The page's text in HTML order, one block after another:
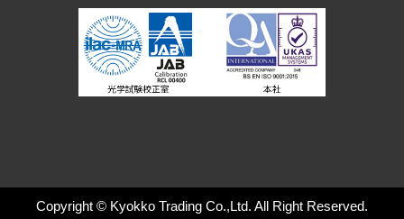
Copyright © Kyokko Trading Co.,Ltd. All Right Reserved.